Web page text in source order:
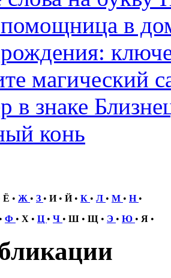
в
магический
в знаке
конь
Ё • Ж • З • И • Й • К • Л • М • Н •
• Ф • Х • Ц • Ч • Ш • Щ • Э • Ю • Я •